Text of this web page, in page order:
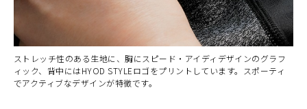
ストレッチ性のある生地に、胸にスピード・アイディデザインのグラフ
ィック、背中にはHYOD STYLEロゴをプリントしています。スポーティ
でアクティブなデザインが特徴です。